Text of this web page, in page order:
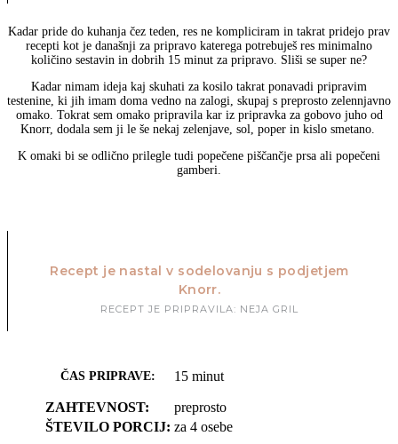
Kadar pride do kuhanja čez teden, res ne kompliciram in takrat pridejo prav
recepti kot je današnji za pripravo katerega potrebuješ res minimalno
količino sestavin in dobrih 15 minut za pripravo. Sliši se super ne?
Kadar nimam ideja kaj skuhati za kosilo takrat ponavadi pripravim
testenine, ki jih imam doma vedno na zalogi, skupaj s preprosto zelennjavno
omako. Tokrat sem omako pripravila kar iz pripravka za gobovo juho od
Knorr, dodala sem ji le še nekaj zelenjave, sol, poper in kislo smetano.
K omaki bi se odlično prilegle tudi popečene piščančje prsa ali popečeni
gamberi.
Recept je nastal v sodelovanju s podjetjem
Knorr.
RECEPT JE PRIPRAVILA: NEJA GRIL
ČAS PRIPRAVE: 15 minut
ZAHTEVNOST:
preprosto
ŠTEVILO PORCIJ: za 4 osebe